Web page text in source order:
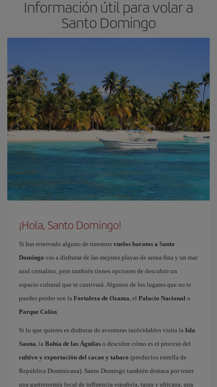
Información útil para volar a
Santo Domingo
¡Hola, Santo Domingo!
Si has reservado alguno de nuestros vuelos baratos a Santo
Domingo vas a disfrutar de las mejores playas de arena fina y un mar
azul cristalino, pero también tienes opciones de descubrir un
espacio cultural que te cautivará. Algunos de los lugares que no te
puedes perder son la Fortaleza de Ozama, el Palacio Nacional o
Parque Colón.
Si lo que quieres es disfrutar de aventuras inolvidables visita la Isla
Saona, la Bahía de las Águilas o descubre cómo es el proceso del
cultivo y exportación del cacao y tabaco (productos estrella de
República Dominicana). Santo Domingo también destaca por tener
una gastronomía local de influencia española, taina y africana, una